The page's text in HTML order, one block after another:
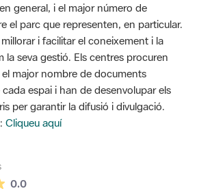
general, i el major número de
el parc que representen, en particular.
i facilitar el coneixement i la
la seva gestió. Els centres procuren
el major nombre de documents
espai i han de desenvolupar els
per garantir la difusió i divulgació.
Cliqueu aquí
0.0La valoración media es de 0 estrellas de